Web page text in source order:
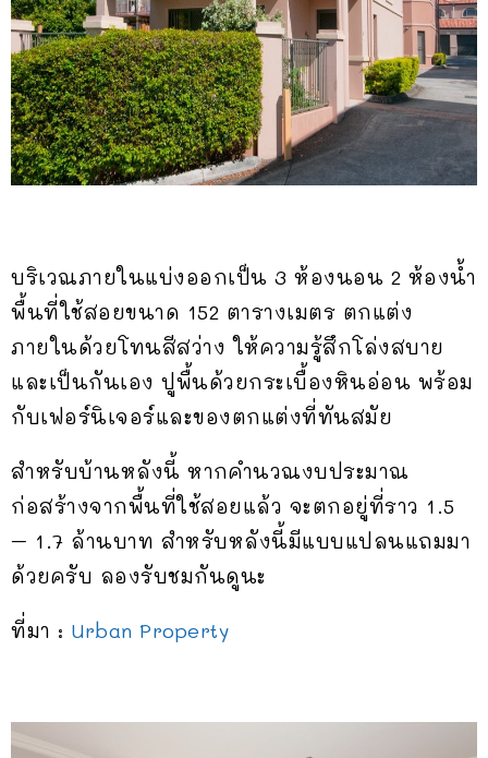
บริเวณภายในแบ่งออกเป็น 3 ห้องนอน 2 ห้องน้ำ
พื้นที่ใช้สอยขนาด 152 ตารางเมตร ตกแต่ง
ภายในด้วยโทนสีสว่าง ให้ความรู้สึกโล่งสบาย
และเป็นกันเอง ปูพื้นด้วยกระเบื้องหินอ่อน พร้อม
กับเฟอร์นิเจอร์และของตกแต่งที่ทันสมัย
สำหรับบ้านหลังนี้ หากคำนวณงบประมาณ
ก่อสร้างจากพื้นที่ใช้สอยแล้ว จะตกอยู่ที่ราว 1.5
– 1.7 ล้านบาท สำหรับหลังนี้มีแบบแปลนแถมมา
ด้วยครับ ลองรับชมกันดูนะ
ที่มา : Urban Property